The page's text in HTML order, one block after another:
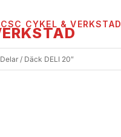
CSC CYKEL & VERKSTAD
Delar / Däck DELI 20″